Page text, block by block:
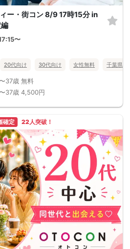
ー・街コン 8/9 17時15分 in
〜
20代向け 30代向け 女性無料 千葉県
37歳 無料
37歳 4,500円
確定 22人突破！